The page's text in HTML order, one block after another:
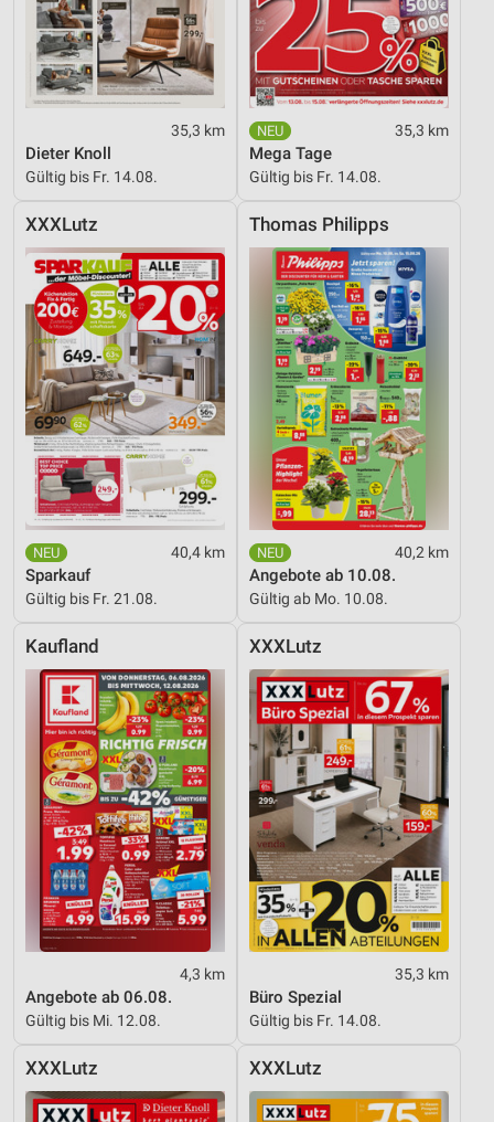
35,3 km
Dieter Knoll
Gültig bis Fr. 14.08.
35,3 km
Mega Tage
Gültig bis Fr. 14.08.
XXXLutz
40,4 km
Sparkauf
Gültig bis Fr. 21.08.
Thomas Philipps
40,2 km
Angebote ab 10.08.
Gültig ab Mo. 10.08.
Kaufland
4,3 km
Angebote ab 06.08.
Gültig bis Mi. 12.08.
XXXLutz
35,3 km
Büro Spezial
Gültig bis Fr. 14.08.
XXXLutz XXXLutz